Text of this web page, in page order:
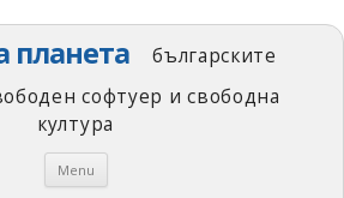
планета
българските
софтуер и свободна
култура
Menu Skip